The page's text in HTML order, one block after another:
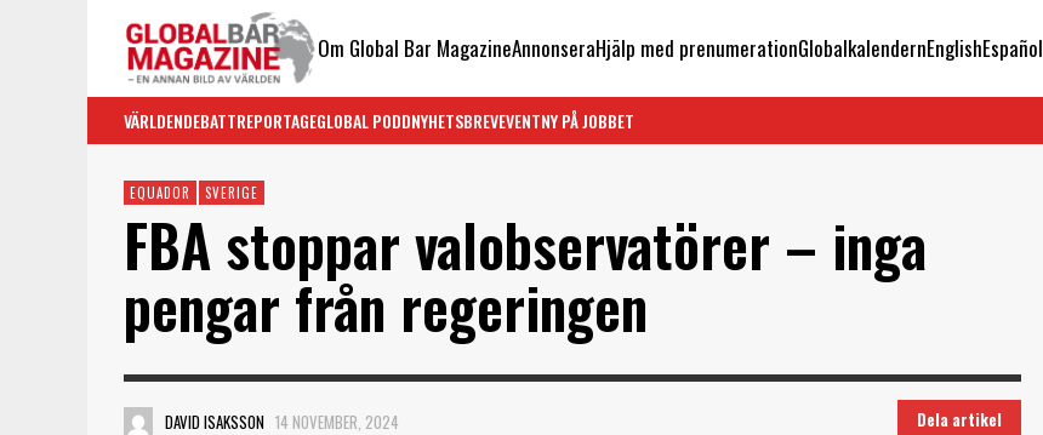
Om Global Bar MagazineAnnonseraHjälp med prenumerationGlobalkalendernEnglishEspañol
VÄRLDENDEBATTREPORTAGEGLOBAL PODDNYHETSBREVEVENTNY PÅ JOBBET
EQUADOR SVERIGE
FBA stoppar valobservatörer – inga
pengar från regeringen
DAVID ISAKSSON 14 NOVEMBER, 2024 Dela artikel